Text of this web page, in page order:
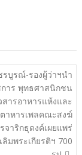
รบูรณ์-รองผู้ว่าฯนำ
าร พุทธศาสนิกชน
ารอาหารแห้งและ
าหารเพลคณะสงฆ์
จาริกธุดงค์เผยแพร่
ลิมพระเกียรติฯ 700